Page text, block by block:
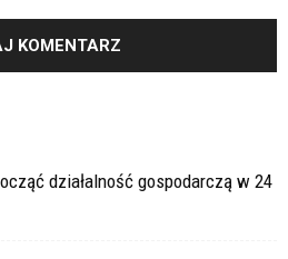
działalność gospodarczą w 24